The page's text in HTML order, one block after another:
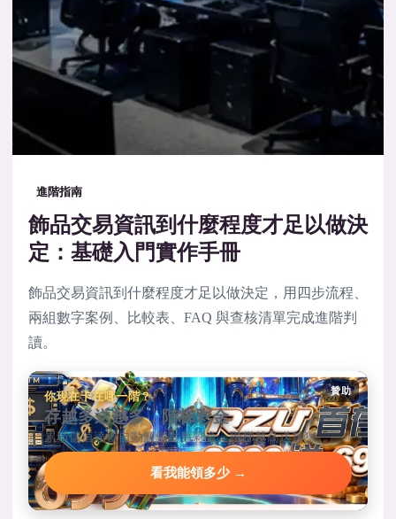
進階指南
飾品交易資訊到什麼程度才足以做決
定：基礎入門實作手冊
飾品交易資訊到什麼程度才足以做決定，用四步流程、
兩組數字案例、比較表、FAQ 與查核清單完成進階判
讀。
贊助
你現在卡在哪一階？
存越多送越多，階梯彩金
累積儲值達標自動解鎖對應彩金，階梯越高送越狠。
看我能領多少 →